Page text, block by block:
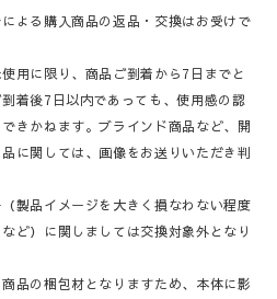
よる購入商品の返品・交換はお受けで
用に限り、商品ご到着から7日までと
着後7日以内であっても、使用感の認
きかねます。ブラインド商品など、開
に関しては、画像をお送りいただき判
製品イメージを大きく損なわない程度
ど）に関しましては交換対象外となり
品の梱包材となりますため、本体に影